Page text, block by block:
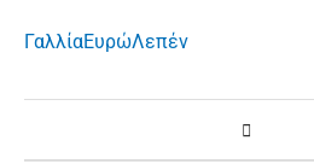
ΓαλλίαΕυρώΛεπέν